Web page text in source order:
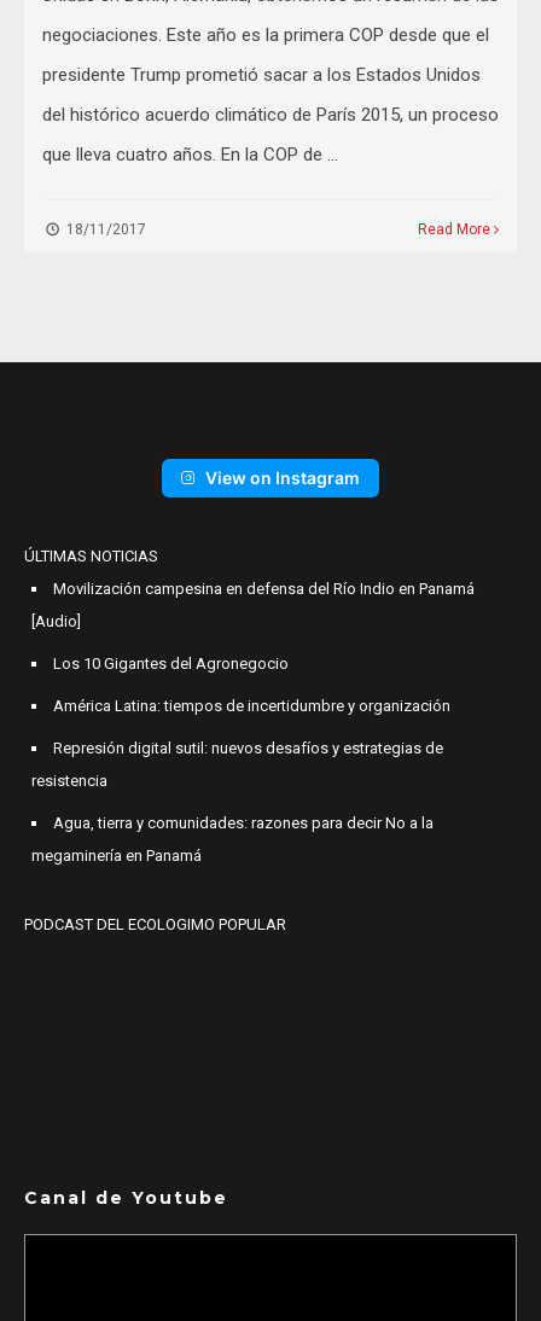
negociaciones. Este año es la primera COP desde que el
presidente Trump prometió sacar a los Estados Unidos
del histórico acuerdo climático de París 2015, un proceso
que lleva cuatro años. En la COP de …
18/11/2017 Read More
View on Instagram
ÚLTIMAS NOTICIAS
Movilización campesina en defensa del Río Indio en Panamá
[Audio]
Los 10 Gigantes del Agronegocio
América Latina: tiempos de incertidumbre y organización
Represión digital sutil: nuevos desafíos y estrategias de
resistencia
Agua, tierra y comunidades: razones para decir No a la
megaminería en Panamá
PODCAST DEL ECOLOGIMO POPULAR
Canal de Youtube